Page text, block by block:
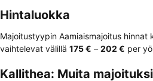
Hintaluokka
Majoitustyypin Aamiaismajoitus hinnat
vaihtelevat välillä ‎175 € – ‎202 € per
Kallithea: Muita